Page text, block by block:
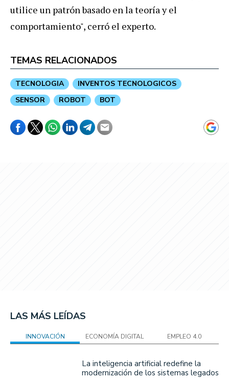
utilice un patrón basado en la teoría y el
comportamiento", cerró el experto.
TEMAS RELACIONADOS
TECNOLOGIA
INVENTOS TECNOLOGICOS
SENSOR
ROBOT BOT
LAS MÁS LEÍDAS
INNOVACIÓN ECONOMÍA DIGITAL EMPLEO 4.0
La inteligencia artificial redefine la
modernización de los sistemas legados